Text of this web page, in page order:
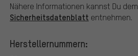
Nähere Informationen kannst Du dem
Sicherheitsdatenblatt entnehmen.
Herstellernummern: